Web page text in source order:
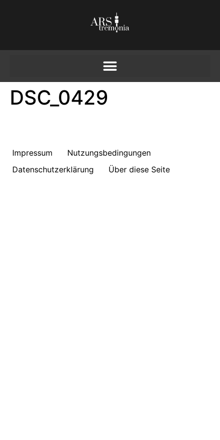
DSC_0429
Impressum
Nutzungsbedingungen
Datenschutzerklärung
Über diese Seite